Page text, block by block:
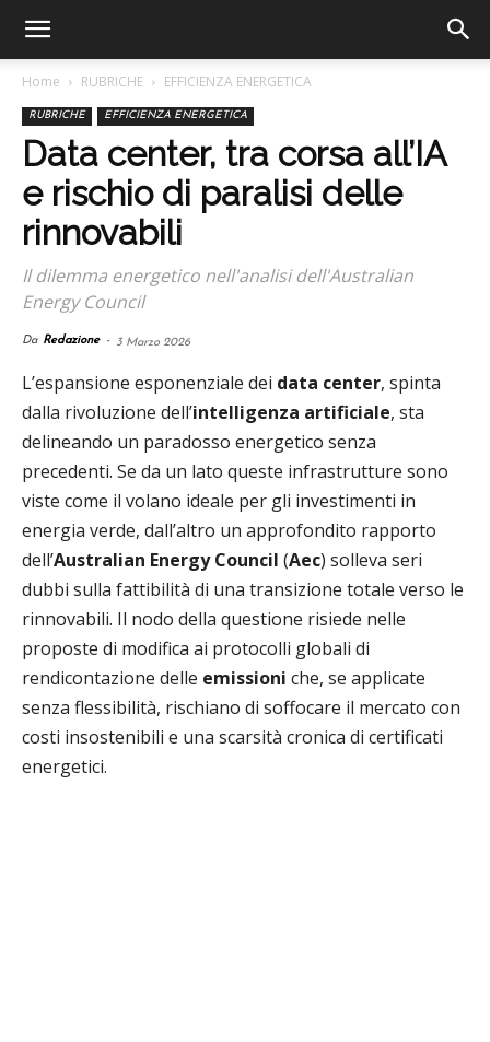
Home RUBRICHE EFFICIENZA ENERGETICA
RUBRICHE EFFICIENZA ENERGETICA
Data center, tra corsa all’IA
e rischio di paralisi delle
rinnovabili
Il dilemma energetico nell'analisi dell'Australian
Energy Council
Da Redazione - 3 Marzo 2026
L’espansione esponenziale dei data center, spinta
dalla rivoluzione dell’intelligenza artificiale, sta
delineando un paradosso energetico senza
precedenti. Se da un lato queste infrastrutture sono
viste come il volano ideale per gli investimenti in
energia verde, dall’altro un approfondito rapporto
dell’Australian Energy Council (Aec) solleva seri
dubbi sulla fattibilità di una transizione totale verso le
rinnovabili. Il nodo della questione risiede nelle
proposte di modifica ai protocolli globali di
rendicontazione delle emissioni che, se applicate
senza flessibilità, rischiano di soffocare il mercato con
costi insostenibili e una scarsità cronica di certificati
energetici.